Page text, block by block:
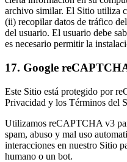
archivo similar. El Sitio utiliza
(ii) recopilar datos de tráfico
del usuario. El usuario debe
es necesario permitir la
17. Google
Este Sitio está protegido por
Privacidad y los Términos del
Utilizamos reCAPTCHA v3
spam, abuso y mal uso
interacciones en nuestro Sitio
humano o un bot.